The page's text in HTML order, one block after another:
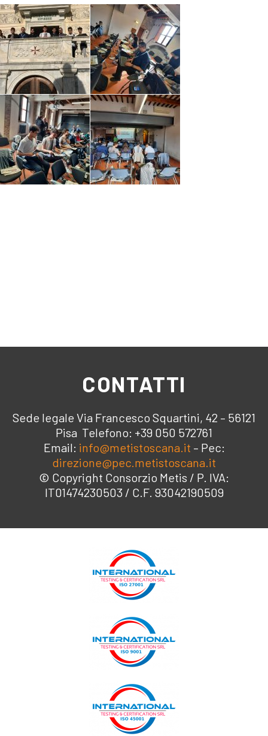
CONTATTI
Sede legale Via Francesco Squartini, 42 – 56121
Pisa Telefono: +39 050 572761
Email: info@metistoscana.it – Pec:
direzione@pec.metistoscana.it
© Copyright Consorzio Metis / P. IVA:
IT01474230503 / C.F. 93042190509